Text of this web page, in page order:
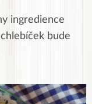
ingredience
bude